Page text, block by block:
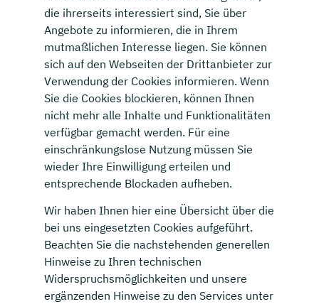
die ihrerseits interessiert sind, Sie über
Angebote zu informieren, die in Ihrem
mutmaßlichen Interesse liegen. Sie können
sich auf den Webseiten der Drittanbieter zur
Verwendung der Cookies informieren. Wenn
Sie die Cookies blockieren, können Ihnen
nicht mehr alle Inhalte und Funktionalitäten
verfügbar gemacht werden. Für eine
einschränkungslose Nutzung müssen Sie
wieder Ihre Einwilligung erteilen und
entsprechende Blockaden aufheben.
Wir haben Ihnen hier eine Übersicht über die
bei uns eingesetzten Cookies aufgeführt.
Beachten Sie die nachstehenden generellen
Hinweise zu Ihren technischen
Widerspruchsmöglichkeiten und unsere
ergänzenden Hinweise zu den Services unter